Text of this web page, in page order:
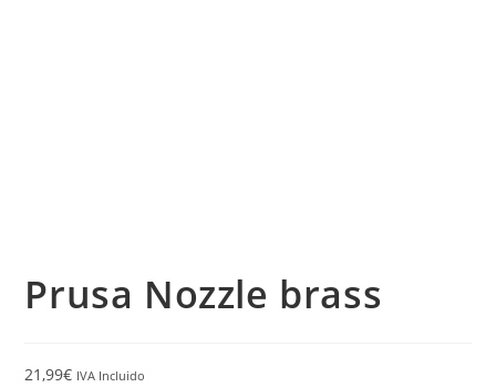
Prusa Nozzle brass
21,99€ IVA Incluido